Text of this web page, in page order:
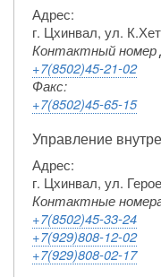
Адрес:
г. Цхинвал, ул.
Контактный
+7(8502)45-21-02
Факс:
+7(8502)45-65-15
Управление
Адрес:
г. Цхинвал, ул.
Контактные
+7(8502)45-33-24
+7(929)808-12-02
+7(929)808-02-17